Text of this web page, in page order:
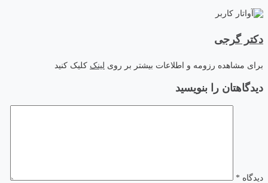
دکتر گرجی
برای مشاهده رزومه و اطلاعات بیشتر بر روی لینک کلیک کنید
دیدگاهتان را بنویسید
دیدگاه *